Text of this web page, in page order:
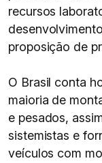
recursos
proposição de
O Brasil conta
maioria de
e pesados,
sistemistas e
veículos com